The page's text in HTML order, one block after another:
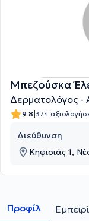
Μπεζούσκα
Δερματολόγος -
9.8 374
Διεύθυνση
Κηφισιάς 1,
Προφίλ